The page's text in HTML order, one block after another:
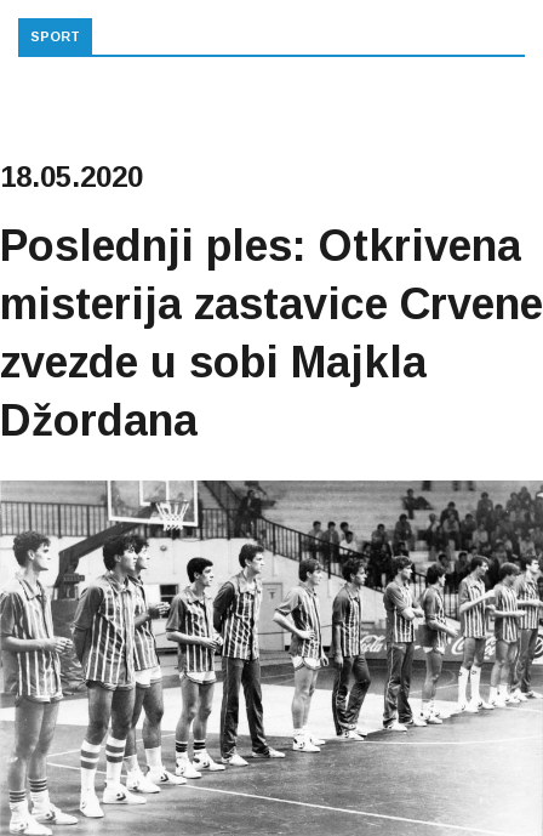
SPORT
18.05.2020
Poslednji ples: Otkrivena
misterija zastavice Crvene
zvezde u sobi Majkla
Džordana